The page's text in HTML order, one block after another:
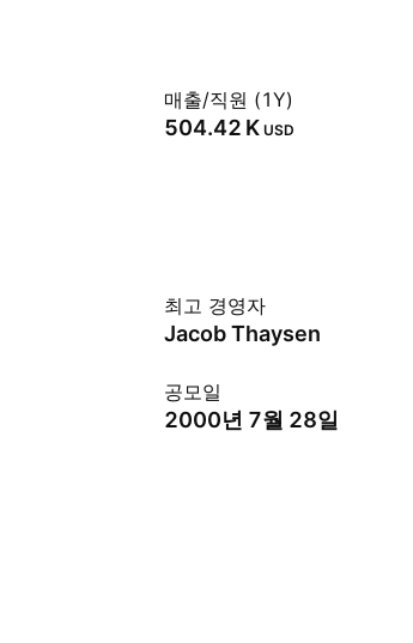
매출/직원 (1Y)
‪504.42 K‬ USD
최고 경영자
Jacob Thaysen
공모일
2000년 7월 28일